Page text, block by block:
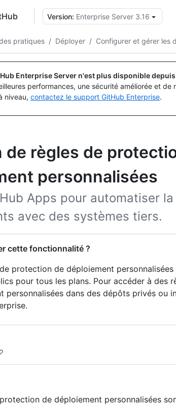
Version: Enterprise Server 3.16
pratiques / Déployer / Configurer et gérer les
Enterprise Server n'est plus disponible
performances, une sécurité améliorée et de
niveau, contactez le support GitHub Enterprise.
de règles de
personnalisées
Apps pour automatiser
avec des systèmes tiers.
cette fonctionnalité ?
protection de déploiement
pour tous les plans. Pour accéder à des
personnalisées dans des dépôts privés ou
de déploiement personnalisées